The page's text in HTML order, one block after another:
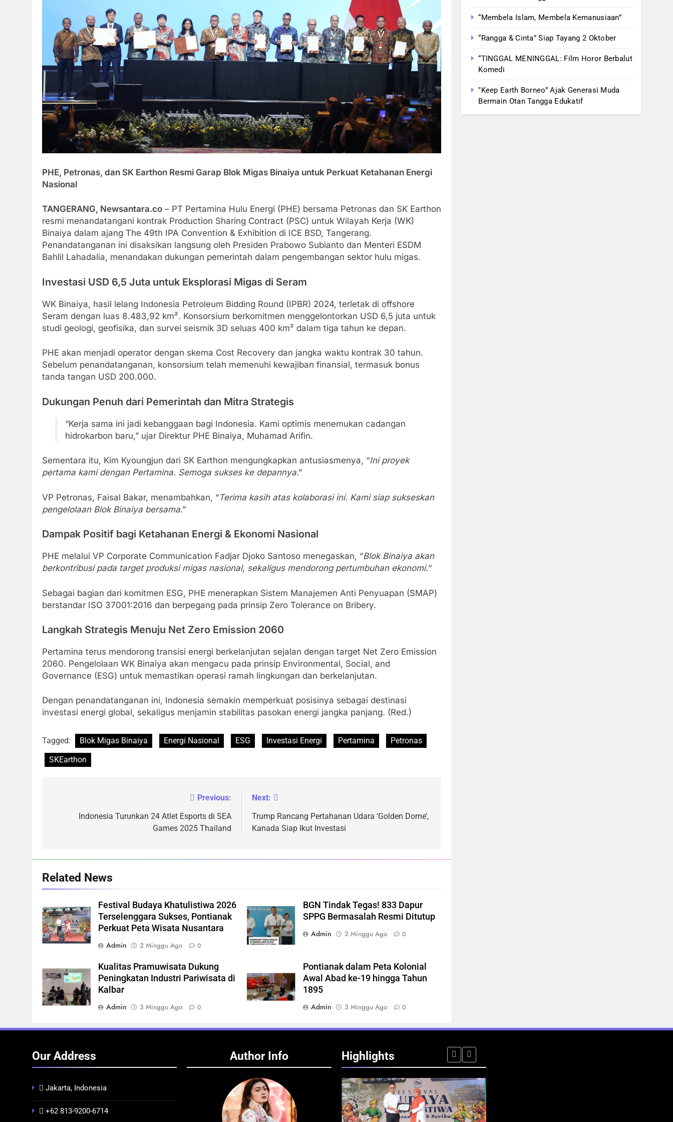
PHE, Petronas, dan SK Earthon Resmi Garap Blok Migas Binaiya untuk Perkuat Ketahanan Energi
Nasional
TANGERANG, Newsantara.co – PT Pertamina Hulu Energi (PHE) bersama Petronas dan SK Earthon
resmi menandatangani kontrak Production Sharing Contract (PSC) untuk Wilayah Kerja (WK)
Binaiya dalam ajang The 49th IPA Convention & Exhibition di ICE BSD, Tangerang.
Penandatanganan ini disaksikan langsung oleh Presiden Prabowo Subianto dan Menteri ESDM
Bahlil Lahadalia, menandakan dukungan pemerintah dalam pengembangan sektor hulu migas.
Investasi USD 6,5 Juta untuk Eksplorasi Migas di Seram
WK Binaiya, hasil lelang Indonesia Petroleum Bidding Round (IPBR) 2024, terletak di offshore
Seram dengan luas 8.483,92 km². Konsorsium berkomitmen menggelontorkan USD 6,5 juta untuk
studi geologi, geofisika, dan survei seismik 3D seluas 400 km² dalam tiga tahun ke depan.
PHE akan menjadi operator dengan skema Cost Recovery dan jangka waktu kontrak 30 tahun.
Sebelum penandatanganan, konsorsium telah memenuhi kewajiban finansial, termasuk bonus
tanda tangan USD 200.000.
Dukungan Penuh dari Pemerintah dan Mitra Strategis
“Kerja sama ini jadi kebanggaan bagi Indonesia. Kami optimis menemukan cadangan
hidrokarbon baru,” ujar Direktur PHE Binaiya, Muhamad Arifin.
Sementara itu, Kim Kyoungjun dari SK Earthon mengungkapkan antusiasmenya, “Ini proyek
pertama kami dengan Pertamina. Semoga sukses ke depannya.”
VP Petronas, Faisal Bakar, menambahkan, “Terima kasih atas kolaborasi ini. Kami siap sukseskan
pengelolaan Blok Binaiya bersama.”
Dampak Positif bagi Ketahanan Energi & Ekonomi Nasional
PHE melalui VP Corporate Communication Fadjar Djoko Santoso menegaskan, “Blok Binaiya akan
berkontribusi pada target produksi migas nasional, sekaligus mendorong pertumbuhan ekonomi.“
Sebagai bagian dari komitmen ESG, PHE menerapkan Sistem Manajemen Anti Penyuapan (SMAP)
berstandar ISO 37001:2016 dan berpegang pada prinsip Zero Tolerance on Bribery.
Langkah Strategis Menuju Net Zero Emission 2060
Pertamina terus mendorong transisi energi berkelanjutan sejalan dengan target Net Zero Emission
2060. Pengelolaan WK Binaiya akan mengacu pada prinsip Environmental, Social, and
Governance (ESG) untuk memastikan operasi ramah lingkungan dan berkelanjutan.
Dengan penandatanganan ini, Indonesia semakin memperkuat posisinya sebagai destinasi
investasi energi global, sekaligus menjamin stabilitas pasokan energi jangka panjang. (Red.)
Tagged: Blok Migas Binaiya Energi Nasional ESG Investasi Energi Pertamina
Petronas
SKEarthon
Previous:
Indonesia Turunkan 24 Atlet Esports di SEA
Games 2025 Thailand
Next:
Trump Rancang Pertahanan Udara ‘Golden Dome’,
Kanada Siap Ikut Investasi
Related News
Festival Budaya Khatulistiwa 2026
Terselenggara Sukses, Pontianak
Perkuat Peta Wisata Nusantara
Admin
2 Minggu Ago 0
BGN Tindak Tegas! 833 Dapur
SPPG Bermasalah Resmi Ditutup
Admin
2 Minggu Ago 0
Kualitas Pramuwisata Dukung
Peningkatan Industri Pariwisata di
Kalbar
Admin
3 Minggu Ago 0
Pontianak dalam Peta Kolonial
Awal Abad ke-19 hingga Tahun
1895
Admin
3 Minggu Ago 0
“Membela Islam, Membela Kemanusiaan”
“Rangga & Cinta” Siap Tayang 2 Oktober
“TINGGAL MENINGGAL: Film Horor Berbalut
Komedi
‟Keep Earth Borneo” Ajak Generasi Muda
Bermain Otan Tangga Edukatif
Our Address
Jakarta, Indonesia
+62 813-9200-6714
Author Info Highlights